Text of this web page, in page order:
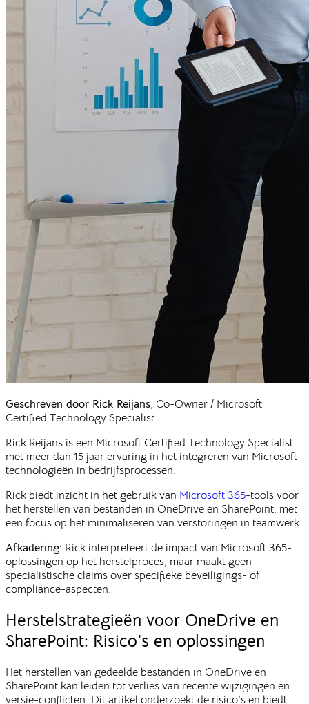
Geschreven door Rick Reijans, Co-Owner / Microsoft
Certified Technology Specialist.
Rick Reijans is een Microsoft Certified Technology Specialist
met meer dan 15 jaar ervaring in het integreren van Microsoft-
technologieën in bedrijfsprocessen.
Rick biedt inzicht in het gebruik van Microsoft 365-tools voor
het herstellen van bestanden in OneDrive en SharePoint, met
een focus op het minimaliseren van verstoringen in teamwerk.
Afkadering: Rick interpreteert de impact van Microsoft 365-
oplossingen op het herstelproces, maar maakt geen
specialistische claims over specifieke beveiligings- of
compliance-aspecten.
Herstelstrategieën voor OneDrive en
SharePoint: Risico's en oplossingen
Het herstellen van gedeelde bestanden in OneDrive en
SharePoint kan leiden tot verlies van recente wijzigingen en
versie-conflicten. Dit artikel onderzoekt de risico's en biedt